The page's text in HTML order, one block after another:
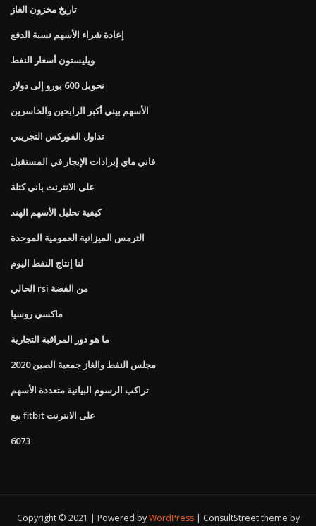
تاريخ مخزون الغاز
إعادة شراء الأسهم نسبة الدفع
ويليستون أسعار النفط
تحويل 600 يورو إلى دولار
الأسهم بيني أكبر الرابحين والخاسرين
تداول الفوركس التجريبي
فاني ماي إيرادات الإيجار في المستقبل
على الانترنت باني كتلة
كيفية تحليل الأسهم الهند
الترمس الميزانية العمومية الموحدة
لنا إنتاج النفط اليوم
الحالي rsi من الفضة
ماكسي روسيا
ما هو دور المراقبة التجارية
مجلس النفط والغاز جمعية الصين 2020
تراكب الرسوم البيانية متعددة الأسهم
بيع fitbit على الانترنت
6073
Copyright © 2021 | Powered byWordPress ConsultStreet theme by